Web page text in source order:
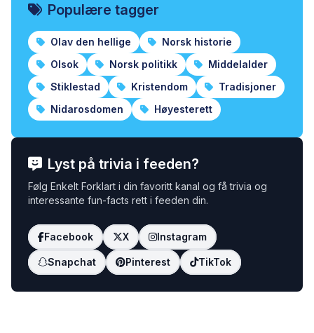
Populære tagger
Olav den hellige
Norsk historie
Olsok
Norsk politikk
Middelalder
Stiklestad
Kristendom
Tradisjoner
Nidarosdomen
Høyesterett
Lyst på trivia i feeden?
Følg Enkelt Forklart i din favoritt kanal og få trivia og
interessante fun-facts rett i feeden din.
Facebook X Instagram
Snapchat Pinterest TikTok